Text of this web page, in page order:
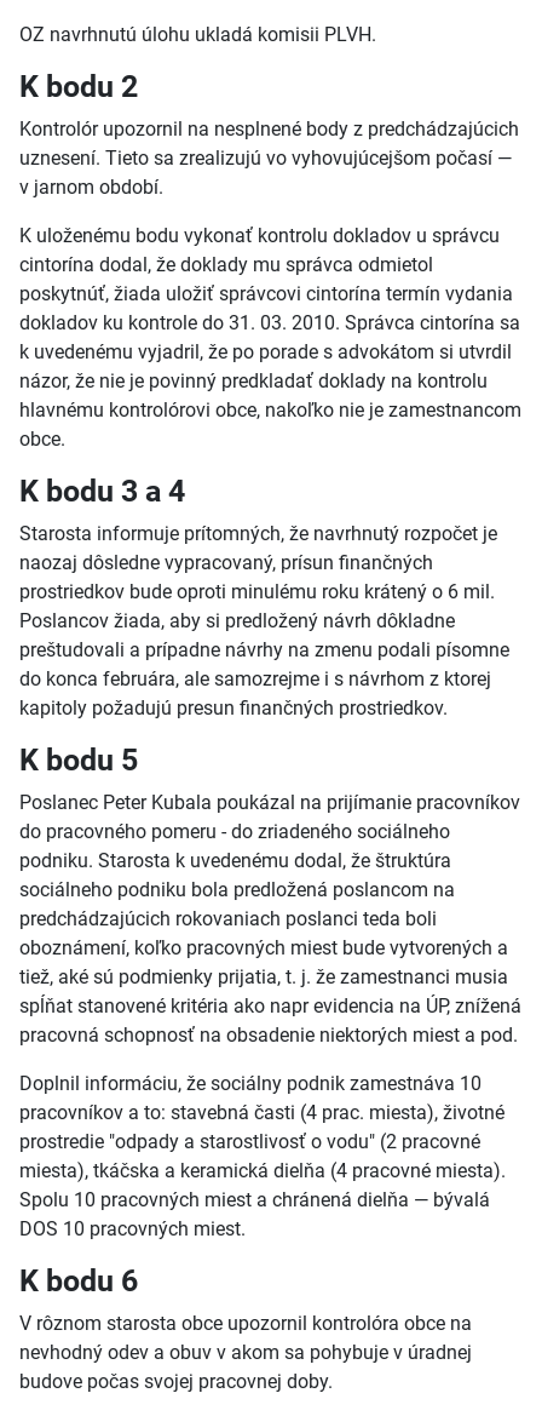
OZ navrhnutú úlohu ukladá komisii PLVH.
K bodu 2
Kontrolór upozornil na nesplnené body z predchádzajúcich
uznesení. Tieto sa zrealizujú vo vyhovujúcejšom počasí —
v jarnom období.
K uloženému bodu vykonať kontrolu dokladov u správcu
cintorína dodal, že doklady mu správca odmietol
poskytnúť, žiada uložiť správcovi cintorína termín vydania
dokladov ku kontrole do 31. 03. 2010. Správca cintorína sa
k uvedenému vyjadril, že po porade s advokátom si utvrdil
názor, že nie je povinný predkladať doklady na kontrolu
hlavnému kontrolórovi obce, nakoľko nie je zamestnancom
obce.
K bodu 3 a 4
Starosta informuje prítomných, že navrhnutý rozpočet je
naozaj dôsledne vypracovaný, prísun finančných
prostriedkov bude oproti minulému roku krátený o 6 mil.
Poslancov žiada, aby si predložený návrh dôkladne
preštudovali a prípadne návrhy na zmenu podali písomne
do konca februára, ale samozrejme i s návrhom z ktorej
kapitoly požadujú presun finančných prostriedkov.
K bodu 5
Poslanec Peter Kubala poukázal na prijímanie pracovníkov
do pracovného pomeru - do zriadeného sociálneho
podniku. Starosta k uvedenému dodal, že štruktúra
sociálneho podniku bola predložená poslancom na
predchádzajúcich rokovaniach poslanci teda boli
oboznámení, koľko pracovných miest bude vytvorených a
tiež, aké sú podmienky prijatia, t. j. že zamestnanci musia
spĺňat stanovené kritéria ako napr evidencia na ÚP, znížená
pracovná schopnosť na obsadenie niektorých miest a pod.
Doplnil informáciu, že sociálny podnik zamestnáva 10
pracovníkov a to: stavebná časti (4 prac. miesta), životné
prostredie "odpady a starostlivosť o vodu" (2 pracovné
miesta), tkáčska a keramická dielňa (4 pracovné miesta).
Spolu 10 pracovných miest a chránená dielňa — bývalá
DOS 10 pracovných miest.
K bodu 6
V rôznom starosta obce upozornil kontrolóra obce na
nevhodný odev a obuv v akom sa pohybuje v úradnej
budove počas svojej pracovnej doby.